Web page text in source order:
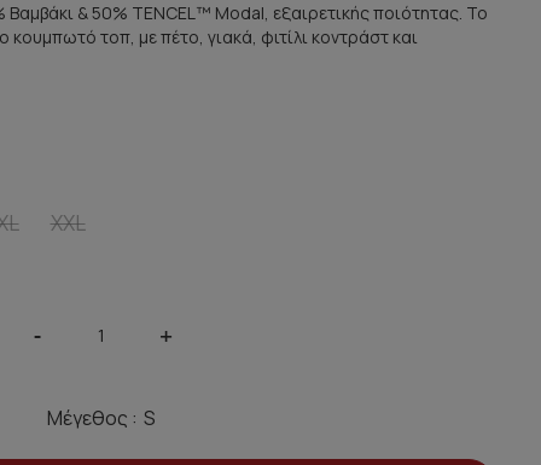
& 50% TENCEL™ Modal, εξαιρετικής ποιότητας. Το
κουμπωτό τοπ, με πέτο, γιακά, φιτίλι κοντράστ και
XXL
- +
Μέγεθος :